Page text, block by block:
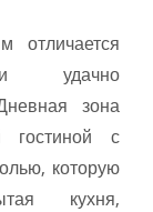
удачно
зона
гостиной с
которую
кухня,